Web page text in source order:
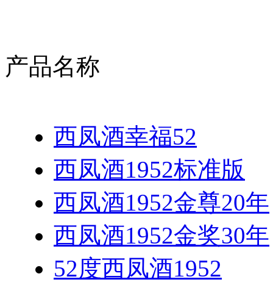
产品名称
西凤酒幸福52
西凤酒1952标准版
西凤酒1952金尊20年
西凤酒1952金奖30年
52度西凤酒1952